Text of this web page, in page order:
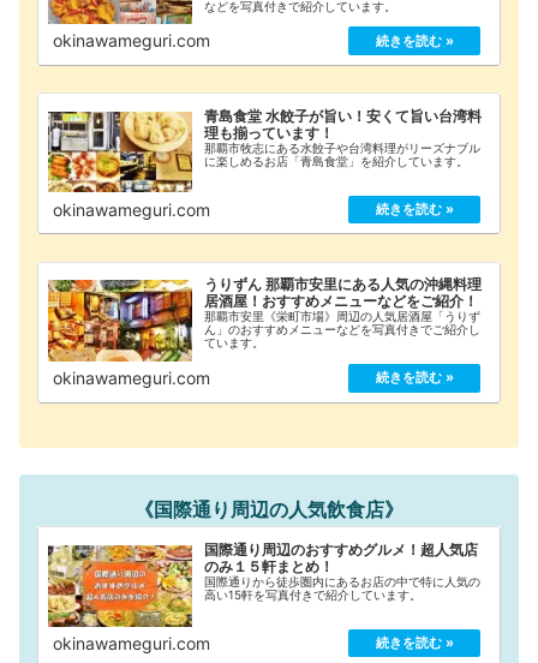
などを写真付きで紹介しています。
okinawameguri.com
青島食堂 水餃子が旨い！安くて旨い台湾料
理も揃っています！
那覇市牧志にある水餃子や台湾料理がリーズナブル
に楽しめるお店「青島食堂」を紹介しています。
okinawameguri.com
うりずん 那覇市安里にある人気の沖縄料理
居酒屋！おすすめメニューなどをご紹介！
那覇市安里《栄町市場》周辺の人気居酒屋「うりず
ん」のおすすめメニューなどを写真付きでご紹介し
ています。
okinawameguri.com
《国際通り周辺の人気飲食店》
国際通り周辺のおすすめグルメ！超人気店
のみ１５軒まとめ！
国際通りから徒歩圏内にあるお店の中で特に人気の
高い15軒を写真付きで紹介しています。
okinawameguri.com